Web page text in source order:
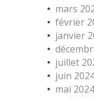
mars
février
janvier
juillet
juin
mai 2024